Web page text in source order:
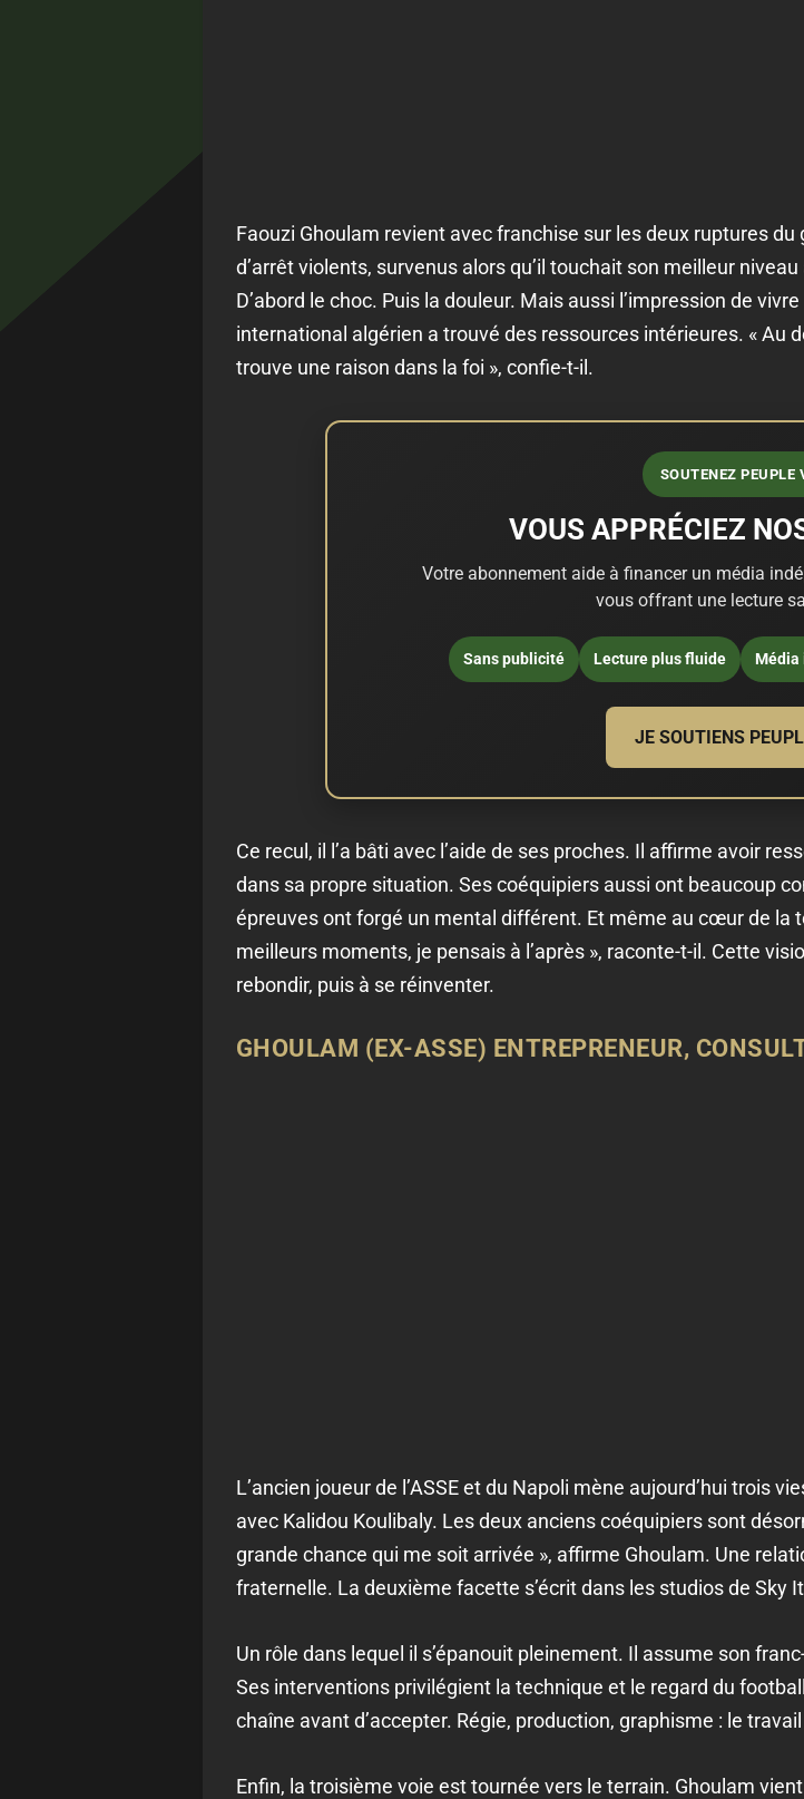
Faouzi Ghoulam revient avec franchise sur les deux ruptures
d’arrêt violents, survenus alors qu’il touchait son meilleur
D’abord le choc. Puis la douleur. Mais aussi l’impression de
international algérien a trouvé des ressources intérieures. « Au
trouve une raison dans la foi », confie-t-il.
SOUTENEZ PEUPLE
VOUS APPRÉCIEZ
Votre abonnement aide à financer un média
vous offrant une lecture
Sans publicité Lecture plus fluide Média
JE SOUTIENS
Ce recul, il l’a bâti avec l’aide de ses proches. Il affirme avoir
dans sa propre situation. Ses coéquipiers aussi ont beaucoup
épreuves ont forgé un mental différent. Et même au cœur de la
meilleurs moments, je pensais à l’après », raconte-t-il. Cette
rebondir, puis à se réinventer.
GHOULAM (EX-ASSE) ENTREPRENEUR,
L’ancien joueur de l’ASSE et du Napoli mène aujourd’hui trois
avec Kalidou Koulibaly. Les deux anciens coéquipiers sont
grande chance qui me soit arrivée », affirme Ghoulam. Une
fraternelle. La deuxième facette s’écrit dans les studios de Sky
Un rôle dans lequel il s’épanouit pleinement. Il assume son
Ses interventions privilégient la technique et le regard du
chaîne avant d’accepter. Régie, production, graphisme : le travail
Enfin, la troisième voie est tournée vers le terrain. Ghoulam